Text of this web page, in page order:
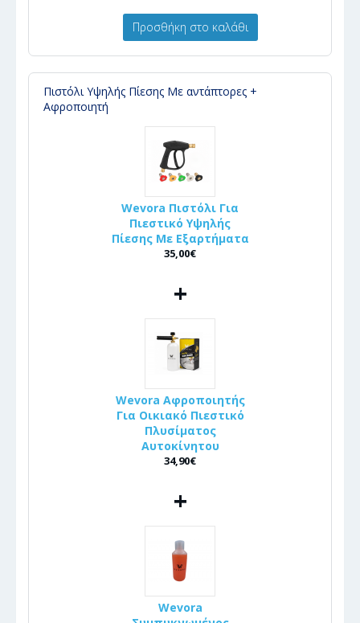
Προσθήκη στο καλάθι
Πιστόλι Υψηλής Πίεσης Με αντάπτορες +
Αφροποιητή
Wevora Πιστόλι Για
Πιεστικό Υψηλής
Πίεσης Με Εξαρτήματα
35,00€
+
Wevora Αφροποιητής
Για Οικιακό Πιεστικό
Πλυσίματος
Αυτοκίνητου
34,90€
+
Wevora